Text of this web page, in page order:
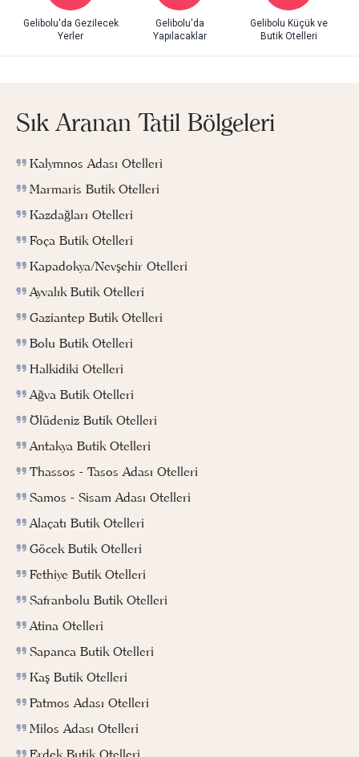
Gelibolu'da Gezilecek
Yerler
Gelibolu'da
Yapılacaklar
Gelibolu Küçük ve
Butik Otelleri
Sık Aranan Tatil Bölgeleri
Kalymnos Adası Otelleri
Marmaris Butik Otelleri
Kazdağları Otelleri
Foça Butik Otelleri
Kapadokya/Nevşehir Otelleri
Ayvalık Butik Otelleri
Gaziantep Butik Otelleri
Bolu Butik Otelleri
Halkidiki Otelleri
Ağva Butik Otelleri
Ölüdeniz Butik Otelleri
Antakya Butik Otelleri
Thassos - Tasos Adası Otelleri
Samos - Sisam Adası Otelleri
Alaçatı Butik Otelleri
Göcek Butik Otelleri
Fethiye Butik Otelleri
Safranbolu Butik Otelleri
Atina Otelleri
Sapanca Butik Otelleri
Kaş Butik Otelleri
Patmos Adası Otelleri
Milos Adası Otelleri
Erdek Butik Otelleri